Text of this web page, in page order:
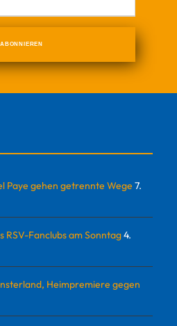
Paye gehen getrennte Wege 7.
Fanclubs am Sonntag4.
Heimpremiere gegen